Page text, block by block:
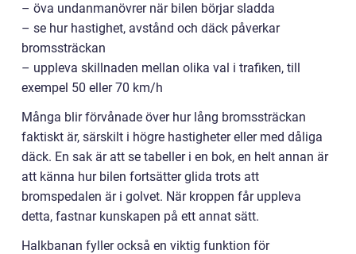
– öva undanmanövrer när bilen börjar sladda
– se hur hastighet, avstånd och däck påverkar
bromssträckan
– uppleva skillnaden mellan olika val i trafiken, till
exempel 50 eller 70 km/h
Många blir förvånade över hur lång bromssträckan
faktiskt är, särskilt i högre hastigheter eller med dåliga
däck. En sak är att se tabeller i en bok, en helt annan är
att känna hur bilen fortsätter glida trots att
bromspedalen är i golvet. När kroppen får uppleva
detta, fastnar kunskapen på ett annat sätt.
Halkbanan fyller också en viktig funktion för